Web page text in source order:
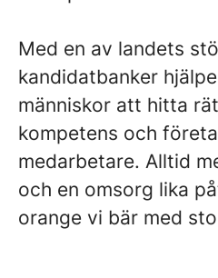
Med en av landets
kandidatbanker
människor att hitta
kompetens och
medarbetare. Alltid
och en omsorg lika
orange vi bär med